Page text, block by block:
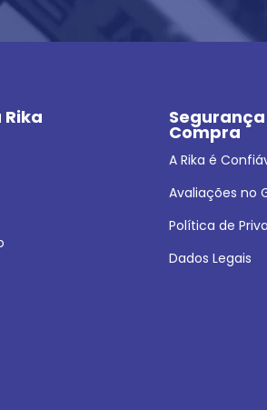
Rika
Compra
A Rika é
Avaliações no
Política de
Dados Legais